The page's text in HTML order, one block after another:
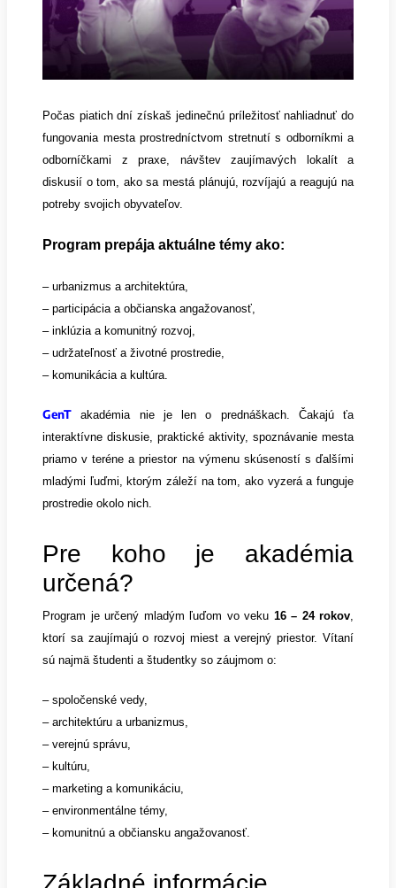
Počas piatich dní získaš jedinečnú príležitosť nahliadnuť do
fungovania mesta prostredníctvom stretnutí s odborníkmi a
odborníčkami z praxe, návštev zaujímavých lokalít a
diskusií o tom, ako sa mestá plánujú, rozvíjajú a reagujú na
potreby svojich obyvateľov.
Program prepája aktuálne témy ako:
– urbanizmus a architektúra,
– participácia a občianska angažovanosť,
– inklúzia a komunitný rozvoj,
– udržateľnosť a životné prostredie,
– komunikácia a kultúra.
GenT akadémia nie je len o prednáškach. Čakajú ťa
interaktívne diskusie, praktické aktivity, spoznávanie mesta
priamo v teréne a priestor na výmenu skúseností s ďalšími
mladými ľuďmi, ktorým záleží na tom, ako vyzerá a funguje
prostredie okolo nich.
Pre koho je akadémia
určená?
Program je určený mladým ľuďom vo veku 16 – 24 rokov,
ktorí sa zaujímajú o rozvoj miest a verejný priestor. Vítaní
sú najmä študenti a študentky so záujmom o:
– spoločenské vedy,
– architektúru a urbanizmus,
– verejnú správu,
– kultúru,
– marketing a komunikáciu,
– environmentálne témy,
– komunitnú a občiansku angažovanosť.